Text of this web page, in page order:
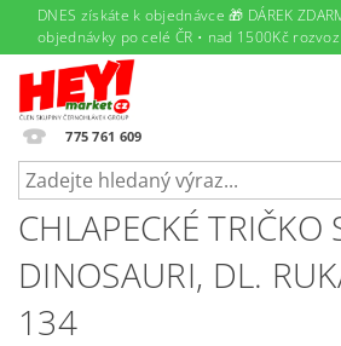
DNES získáte k objednávce 🎁 DÁREK
objednávky po celé ČR • nad 1500Kč rozvoz
775 761 609
CHLAPECKÉ TRIČKO
DINOSAURI, DL.
134